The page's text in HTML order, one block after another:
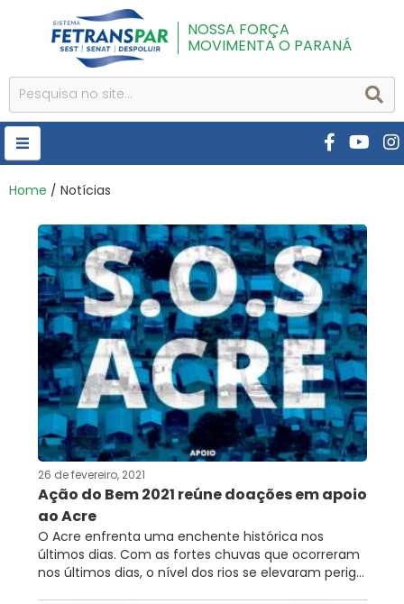
NOSSA FORÇA
MOVIMENTA O PARANÁ
HOME
PUBLICAÇÕES
CURSOS E EVENTOS
SEST SENAT
DESPOLUIR
AR INSTITUTO
RNTRC
CONTATO
Home / Notícias
26 de fevereiro, 2021
Ação do Bem 2021 reúne doações em apoio
ao Acre
O Acre enfrenta uma enchente histórica nos
últimos dias. Com as fortes chuvas que ocorreram
nos últimos dias, o nível dos rios se elevaram perig...